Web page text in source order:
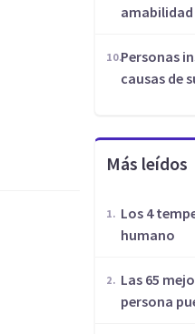
Personas
causas de
Más leídos
Los 4
humano
Las 65
persona